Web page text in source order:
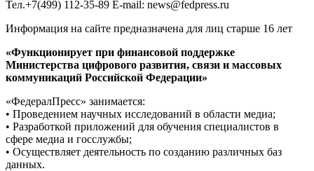
Тел.+7(499) 112-35-89 E-mail: news@fedpress.ru
Информация на сайте предназначена для лиц старше 16 лет
«Функционирует при финансовой поддержке
Министерства цифрового развития, связи и массовых
коммуникаций Российской Федерации»
«ФедералПресс» занимается:
• Проведением научных исследований в области медиа;
• Разработкой приложений для обучения специалистов в
сфере медиа и госслужбы;
• Осуществляет деятельность по созданию различных баз
данных.